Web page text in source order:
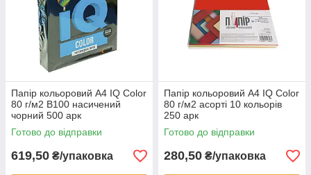
Папір кольоровий А4 IQ Color
80 г/м2 B100 насичений
чорний 500 арк
Готово до відправки
619,50 ₴/упаковка
Папір кольоровий А4 IQ Color
80 г/м2 асорті 10 кольорів
250 арк
Готово до відправки
280,50 ₴/упаковка